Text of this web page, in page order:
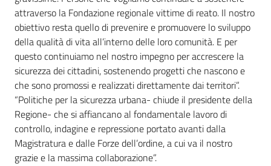
attraverso la Fondazione regionale vittime di reato. Il nostro
obiettivo resta quello di prevenire e promuovere lo sviluppo
della qualità di vita all’interno delle loro comunità. E per
questo continuiamo nel nostro impegno per accrescere la
sicurezza dei cittadini, sostenendo progetti che nascono e
che sono promossi e realizzati direttamente dai territori”.
“Politiche per la sicurezza urbana- chiude il presidente della
Regione- che si affiancano al fondamentale lavoro di
controllo, indagine e repressione portato avanti dalla
Magistratura e dalle Forze dell’ordine, a cui va il nostro
grazie e la massima collaborazione”.